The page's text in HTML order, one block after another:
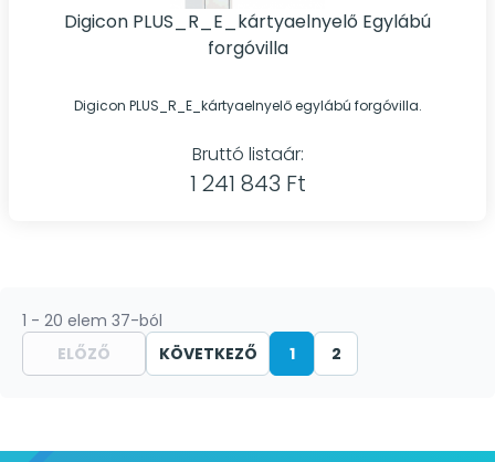
Digicon PLUS_R_E_kártyaelnyelő Egylábú
forgóvilla
Digicon PLUS_R_E_kártyaelnyelő egylábú forgóvilla.
Bruttó listaár:
1 241 843 Ft
1 - 20 elem 37-ból
ELŐZŐ
1 2
KÖVETKEZŐ